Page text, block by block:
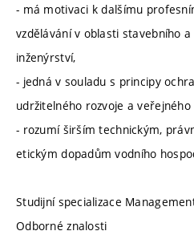
- má motivaci k dalšímu
vzdělávání v oblasti stavebního
inženýrství,
- jedná v souladu s principy
udržitelného rozvoje a veřejného
- rozumí širším technickým,
etickým dopadům vodního
Studijní specializace
Odborné znalosti